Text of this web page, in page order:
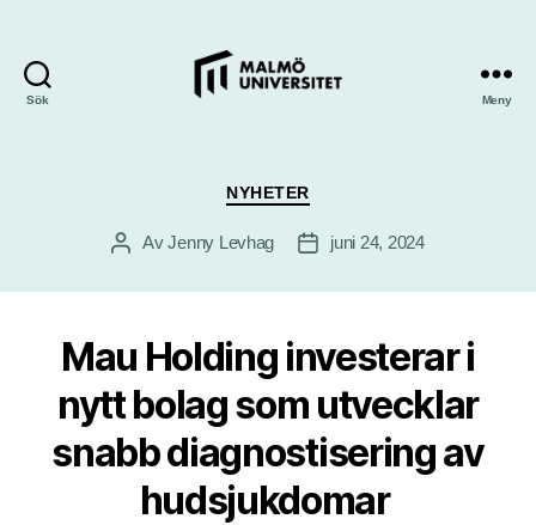
Sök Meny
Kategorier
NYHETER
Inläggsförfattare
AvJenny Levhag Inläggsdatum
juni 24, 2024
Mau Holding investerar i
nytt bolag som utvecklar
snabb diagnostisering av
hudsjukdomar